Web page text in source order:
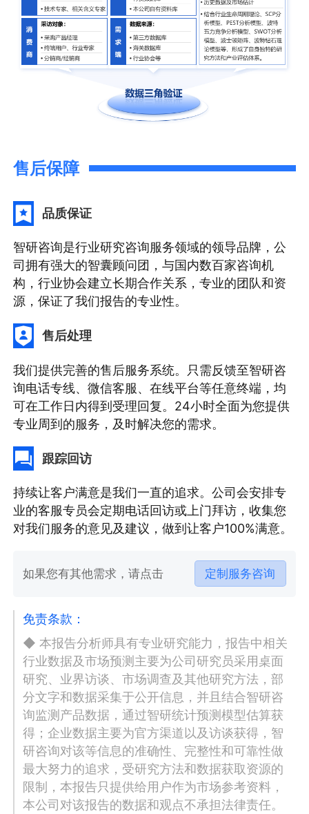
售后保障
品质保证
智研咨询是行业研究咨询服务领域的领导品牌，公
司拥有强大的智囊顾问团，与国内数百家咨询机
构，行业协会建立长期合作关系，专业的团队和资
源，保证了我们报告的专业性。
售后处理
我们提供完善的售后服务系统。只需反馈至智研咨
询电话专线、微信客服、在线平台等任意终端，均
可在工作日内得到受理回复。24小时全面为您提供
专业周到的服务，及时解决您的需求。
跟踪回访
持续让客户满意是我们一直的追求。公司会安排专
业的客服专员会定期电话回访或上门拜访，收集您
对我们服务的意见及建议，做到让客户100%满意。
如果您有其他需求，请点击 定制服务咨询
免责条款：
◆ 本报告分析师具有专业研究能力，报告中相关
行业数据及市场预测主要为公司研究员采用桌面
研究、业界访谈、市场调查及其他研究方法，部
分文字和数据采集于公开信息，并且结合智研咨
询监测产品数据，通过智研统计预测模型估算获
得；企业数据主要为官方渠道以及访谈获得，智
研咨询对该等信息的准确性、完整性和可靠性做
最大努力的追求，受研究方法和数据获取资源的
限制，本报告只提供给用户作为市场参考资料，
本公司对该报告的数据和观点不承担法律责任。